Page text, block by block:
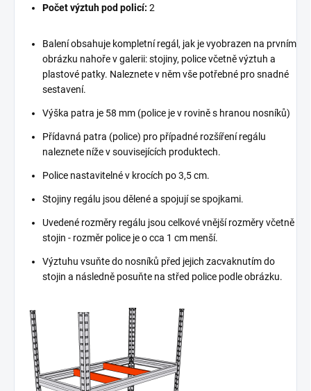
Počet výztuh pod policí: 2
Balení obsahuje kompletní regál, jak je vyobrazen na prvním
obrázku nahoře v galerii: stojiny, police včetně výztuh a
plastové patky. Naleznete v něm vše potřebné pro snadné
sestavení.
Výška patra je 58 mm (police je v rovině s hranou nosníků)
Přídavná patra (police) pro případné rozšíření regálu
naleznete níže v souvisejících produktech.
Police nastavitelné v krocích po 3,5 cm.
Stojiny regálu jsou dělené a spojují se spojkami.
Uvedené rozměry regálu jsou celkové vnější rozměry včetně
stojin - rozměr police je o cca 1 cm menší.
Výztuhu vsuňte do nosníků před jejich zacvaknutím do
stojin a následně posuňte na střed police podle obrázku.